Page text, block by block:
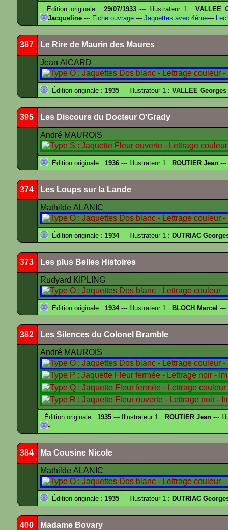
Édition originale : 29/07/1933--- Illustrateur 1 :VALLEE
Jacqueline --- Fiche ouvrage --- Jaquettes avec 4ème---
387 Le Rire de Maurin des Maures
Jean AICARD
Édition originale : 1935 --- Illustrateur 1 : VALLEE Georges
395 Les Discours du Docteur O'Grady
André MAUROIS
Édition originale : 1936 --- Illustrateur 1 : ROUTIER Jean ---
374 Les Loups sur la Lande
Mathilde ALANIC
Édition originale : 1934--- Illustrateur 1 : DUTRIAC
373 Les plus Belles Histoires
Rudyard KIPLING
Édition originale : 1934--- Illustrateur 1 : BLOCH Marcel ---
382 Les Silences du Colonel Bramble
André MAUROIS
Édition originale :1935 --- Illustrateur 1 : ROUTIER Jean---
-
384 Ma Cousine Nicole
Mathilde ALANIC
Édition originale : 1935 --- Illustrateur 1 : DUTRIAC
400 Madame Bovary